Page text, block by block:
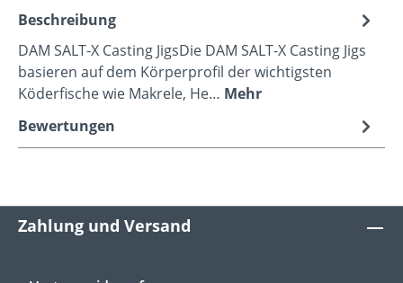
Beschreibung
DAM SALT-X Casting JigsDie DAM SALT-X Casting Jigs
basieren auf dem Körperprofil der wichtigsten
Köderfische wie Makrele, He… Mehr
Bewertungen
Zahlung und Versand